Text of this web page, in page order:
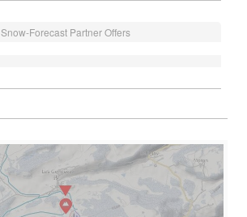
Snow-Forecast Partner Offers